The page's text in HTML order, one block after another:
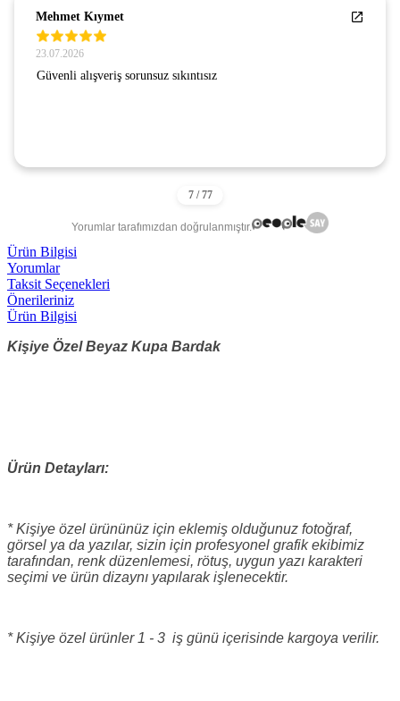
Mehmet Kıymet
23.07.2026
Güvenli alışveriş sorunsuz sıkıntısız
Yorumlar tarafımızdan doğrulanmıştır.
Ürün Bilgisi
Yorumlar
Taksit Seçenekleri
Önerileriniz
Ürün Bilgisi
Kişiye Özel Beyaz Kupa Bardak
Ürün Detayları:
* Kişiye özel ürününüz için eklemiş olduğunuz fotoğraf,
görsel ya da yazılar, sizin için profesyonel grafik ekibimiz
tarafından, renk düzenlemesi, rötuş, uygun yazı karakteri
seçimi ve ürün dizaynı yapılarak işlenecektir.
* Kişiye özel ürünler 1 - 3 iş günü içerisinde kargoya verilir.